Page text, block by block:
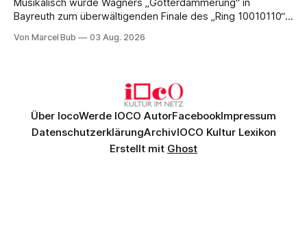
Musikalisch wurde Wagners „Götterdämmerung“ in
Bayreuth zum überwältigenden Finale des „Ring 10010110“:
exzellentes Sängerensemble begeisterten. Die KI-geprägte
Von Marcel Bub 03 Aug. 2026
Über IocoWerde IOCO AutorFacebookImpressum
DatenschutzerklärungArchivIOCO Kultur Lexikon
Erstellt mit Ghost